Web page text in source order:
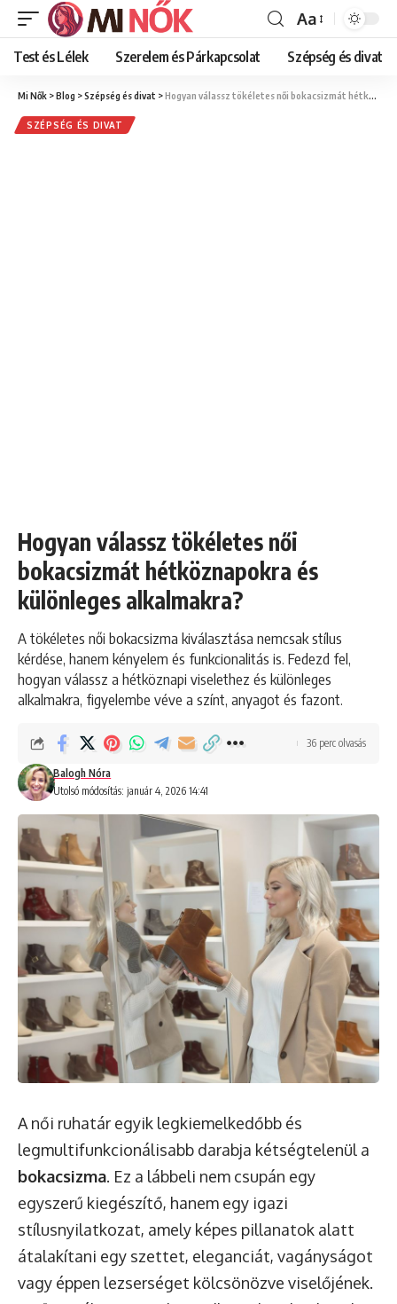
Font
Resizer
Aa
Test és Lélek Szerelem és Párkapcsolat Szépség és divat
Mi Nők >Blog >Szépség és divat >Hogyan válassz tökéletes női bokacsizmát hétköznapokra és különleges alkalmakra?
SZÉPSÉG ÉS DIVAT
Hogyan válassz tökéletes női
bokacsizmát hétköznapokra és
különleges alkalmakra?
A tökéletes női bokacsizma kiválasztása nemcsak stílus
kérdése, hanem kényelem és funkcionalitás is. Fedezd fel,
hogyan válassz a hétköznapi viselethez és különleges
alkalmakra, figyelembe véve a színt, anyagot és fazont.
Utolsó módosítás: január 4, 2026 14:41
Balogh Nóra
36 perc olvasás
A női ruhatár egyik legkiemelkedőbb és
legmultifunkcionálisabb darabja kétségtelenül a
bokacsizma. Ez a lábbeli nem csupán egy
egyszerű kiegészítő, hanem egy igazi
stílusnyilatkozat, amely képes pillanatok alatt
átalakítani egy szettet, eleganciát, vagányságot
vagy éppen lezserséget kölcsönözve viselőjének.